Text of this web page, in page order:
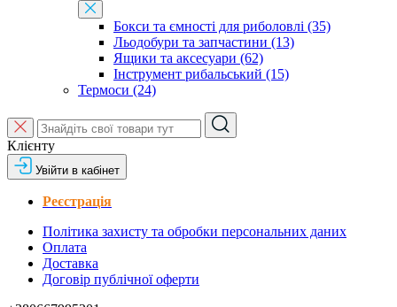
Бокси та ємності для риболовлі (35)
Льодобури та запчастини (13)
Ящики та аксесуари (62)
Інструмент рибальський (15)
Термоси (24)
Клієнту
Увійти в кабінет
Реєстрація
Політика захисту та обробки персональних даних
Оплата
Доставка
Договір публічної оферти